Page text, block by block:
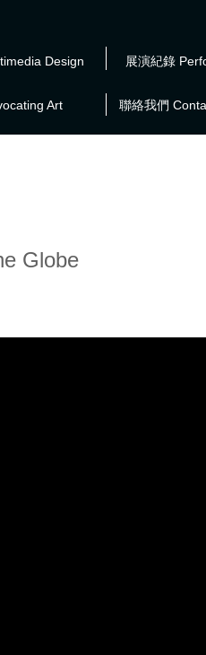
Design
Art
展演紀錄
聯絡我們
Globe